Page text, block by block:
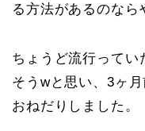
る方法があるのなら
ちょうど流行ってい
そうwと思い、3ヶ
おねだりしました。